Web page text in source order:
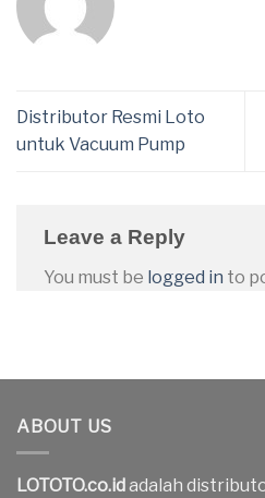
Distributor Resmi Loto
untuk Vacuum Pump
Leave a Reply
You must be logged in to
ABOUT US
LOTOTO.co.id adalah